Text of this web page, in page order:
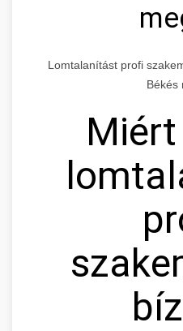
Lomtalanítást profi
Békés